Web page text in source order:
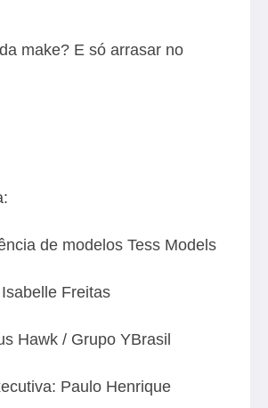
make? E só arrasar no
de modelos Tess Models
Freitas
Hawk / Grupo YBrasil
Paulo Henrique